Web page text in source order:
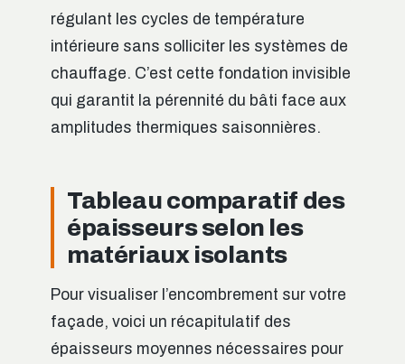
régulant les cycles de température
intérieure sans solliciter les systèmes de
chauffage. C’est cette fondation invisible
qui garantit la pérennité du bâti face aux
amplitudes thermiques saisonnières.
Tableau comparatif des
épaisseurs selon les
matériaux isolants
Pour visualiser l’encombrement sur votre
façade, voici un récapitulatif des
épaisseurs moyennes nécessaires pour